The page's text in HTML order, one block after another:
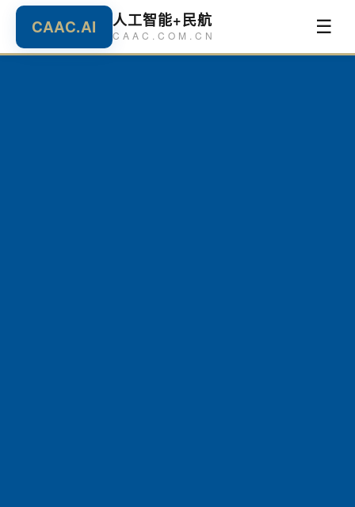
CAAC.AI 人工智能+民航
CAAC.COM.CN ☰